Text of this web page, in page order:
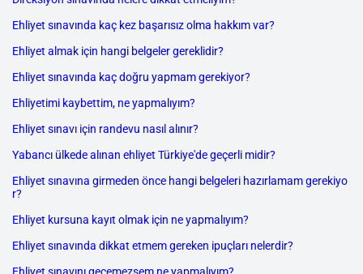
Ehliyet sınavında kaç kez başarısız olma hakkım var?
Ehliyet almak için hangi belgeler gereklidir?
Ehliyet sınavında kaç doğru yapmam gerekiyor?
Ehliyetimi kaybettim, ne yapmalıyım?
Ehliyet sınavı için randevu nasıl alınır?
Yabancı ülkede alınan ehliyet Türkiye'de geçerli midir?
Ehliyet sınavına girmeden önce hangi belgeleri hazırlamam gerekiyo
r?
Ehliyet kursuna kayıt olmak için ne yapmalıyım?
Ehliyet sınavında dikkat etmem gereken ipuçları nelerdir?